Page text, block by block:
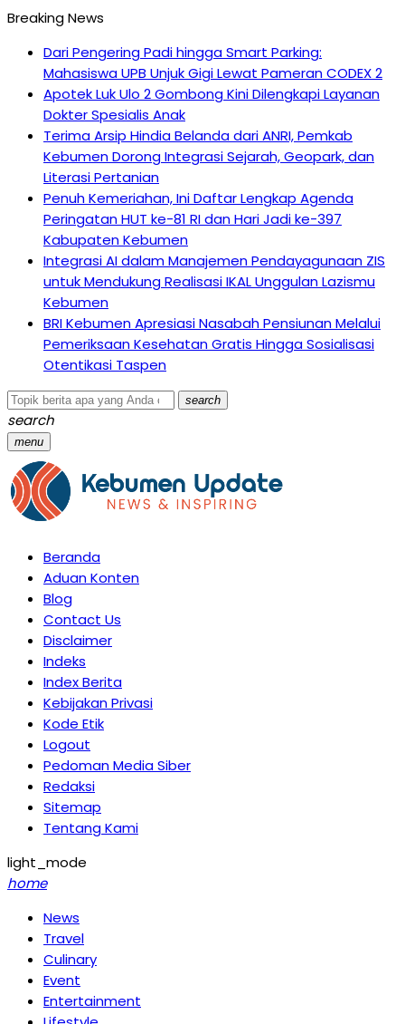
Breaking News
Dari Pengering Padi hingga Smart Parking:
Mahasiswa UPB Unjuk Gigi Lewat Pameran CODEX 2
Apotek Luk Ulo 2 Gombong Kini Dilengkapi Layanan
Dokter Spesialis Anak
Terima Arsip Hindia Belanda dari ANRI, Pemkab
Kebumen Dorong Integrasi Sejarah, Geopark, dan
Literasi Pertanian
Penuh Kemeriahan, Ini Daftar Lengkap Agenda
Peringatan HUT ke-81 RI dan Hari Jadi ke-397
Kabupaten Kebumen
Integrasi AI dalam Manajemen Pendayagunaan ZIS
untuk Mendukung Realisasi IKAL Unggulan Lazismu
Kebumen
BRI Kebumen Apresiasi Nasabah Pensiunan Melalui
Pemeriksaan Kesehatan Gratis Hingga Sosialisasi
Otentikasi Taspen
search
search
menu
Beranda
Aduan Konten
Blog
Contact Us
Disclaimer
Indeks
Index Berita
Kebijakan Privasi
Kode Etik
Logout
Pedoman Media Siber
Redaksi
Sitemap
Tentang Kami
light_mode
home
News
Travel
Culinary
Event
Entertainment